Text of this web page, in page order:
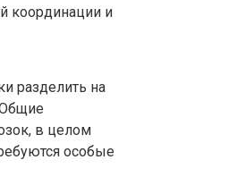
координации и
разделить на
в целом
особые